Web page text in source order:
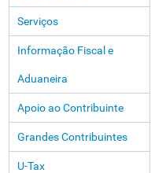
Serviços
Informação Fiscal e
Aduaneira
Apoio ao Contribuinte
Grandes Contribuintes
U-Tax